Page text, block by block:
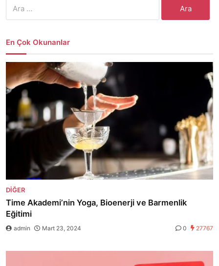
En Çok Okunanlar
DIĞER
Time Akademi’nin Yoga, Bioenerji ve Barmenlik
Eğitimi
admin Mart 23, 2024 0 27767